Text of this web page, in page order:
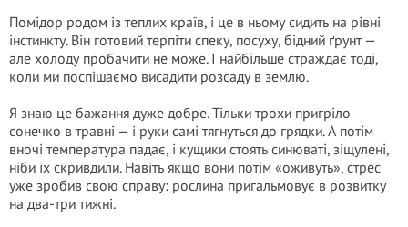
Помідор родом із теплих країв, і це в ньому сидить на рівні
інстинкту. Він готовий терпіти спеку, посуху, бідний ґрунт —
але холоду пробачити не може. І найбільше страждає тоді,
коли ми поспішаємо висадити розсаду в землю.
Я знаю це бажання дуже добре. Тільки трохи пригріло
сонечко в травні — і руки самі тягнуться до грядки. А потім
вночі температура падає, і кущики стоять синюваті, зіщулені,
ніби їх скривдили. Навіть якщо вони потім «оживуть», стрес
уже зробив свою справу: рослина пригальмовує в розвитку
на два-три тижні.